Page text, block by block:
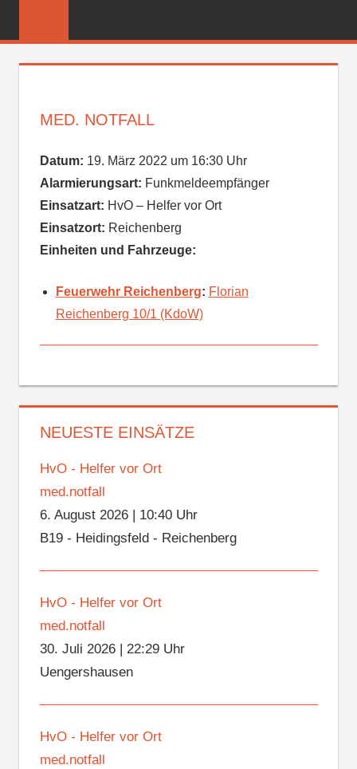
FEUERWEHR
MED. NOTFALL
Datum: 19. März 2022 um 16:30 Uhr
Alarmierungsart: Funkmeldeempfänger
Einsatzart: HvO – Helfer vor Ort
Einsatzort: Reichenberg
Einheiten und Fahrzeuge:
Feuerwehr Reichenberg: Florian
Reichenberg 10/1 (KdoW)
NEUESTE EINSÄTZE
HvO - Helfer vor Ort
med.notfall
6. August 2026| 10:40 Uhr
B19 - Heidingsfeld - Reichenberg
HvO - Helfer vor Ort
med.notfall
30. Juli 2026| 22:29 Uhr
Uengershausen
HvO - Helfer vor Ort
med.notfall